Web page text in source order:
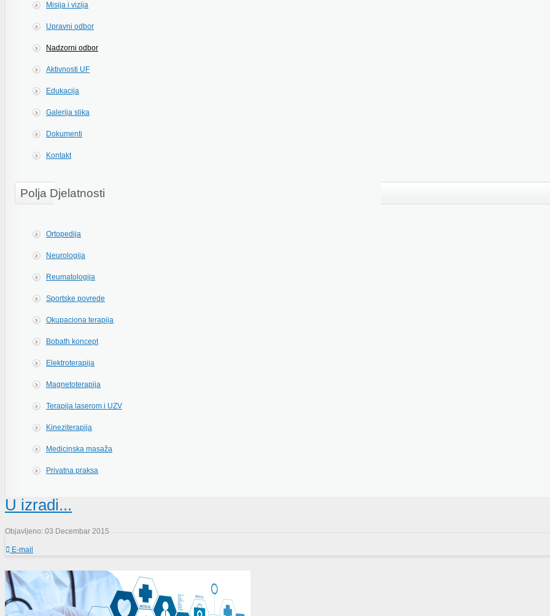
Misija i vizija
Upravni odbor
Nadzorni odbor
Aktivnosti UF
Edukacija
Galerija slika
Dokumenti
Kontakt
Polja Djelatnosti
Ortopedija
Neurologija
Reumatologija
Sportske povrede
Okupaciona terapija
Bobath koncept
Elektroterapija
Magnetoterapija
Terapija laserom i UZV
Kineziterapija
Medicinska masaža
Privatna praksa
U izradi...
Objavljeno: 03 Decembar 2015
E-mail